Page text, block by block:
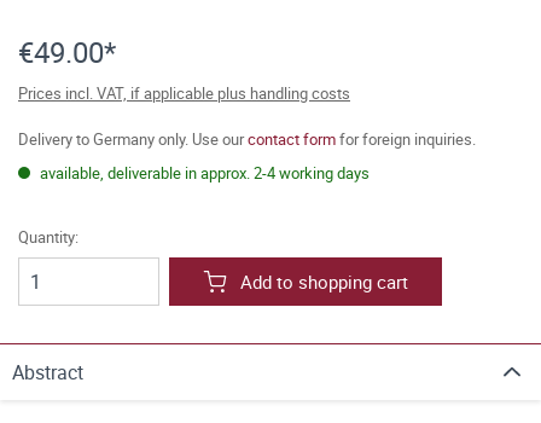
€49.00*
Prices incl. VAT, if applicable plus handling costs
Delivery to Germany only. Use ourcontact formfor foreign inquiries.
available, deliverable in approx. 2-4 working days
Quantity:
Add to shopping cart
Abstract